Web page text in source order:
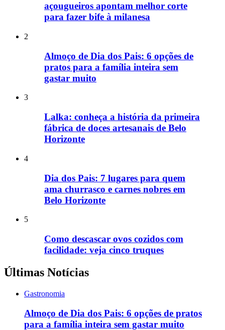
açougueiros apontam melhor corte
para fazer bife à milanesa
2
Almoço de Dia dos Pais: 6 opções de
pratos para a família inteira sem
gastar muito
3
Lalka: conheça a história da primeira
fábrica de doces artesanais de Belo
Horizonte
4
Dia dos Pais: 7 lugares para quem
ama churrasco e carnes nobres em
Belo Horizonte
5
Como descascar ovos cozidos com
facilidade: veja cinco truques
Últimas Notícias
Gastronomia
Almoço de Dia dos Pais: 6 opções de pratos
para a família inteira sem gastar muito